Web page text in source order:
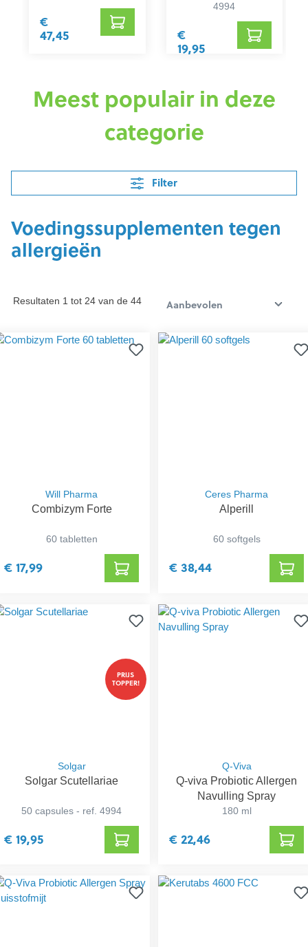
€
47,45
4994
€
19,95
Meest populair in deze
categorie
Filter
Voedingssupplementen tegen
allergieën
Resultaten 1 tot 24 van de 44
Will Pharma
Combizym Forte
60 tabletten
€ 17,99
Ceres Pharma
Alperill
60 softgels
€ 38,44
PRIJS
TOPPER!
Solgar
Solgar Scutellariae
50 capsules - ref. 4994
€ 19,95
Q-Viva
Q-viva Probiotic Allergen
Navulling Spray
180 ml
€ 22,46